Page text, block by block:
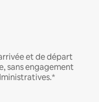
et de départ
sans engagement